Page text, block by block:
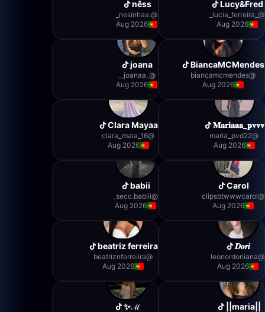
Lucy&Fred
@
Aug 2026
nêss
@
.nesinhaa_
Aug 2026
BiancaMCMendes
@
biancamcmendes
Aug 2026
joana
@
Aug 2026
𝐌𝐚𝐫𝐢𝐚𝐚𝐚_𝐩𝐯𝐯𝐯
@
maria_pvd22
Aug 2026
Clara Mayaa
@
clara_maia_16
Aug 2026
Carol
@
clipsbtwwwcarol
Aug 2026
babii
@
secc.babiii_
Aug 2026
𝑫𝒐𝒓𝒊
@
leonordoriiana
Aug 2026
beatriz ferreira
@
beatriznferreiira
Aug 2026
ℳ✨